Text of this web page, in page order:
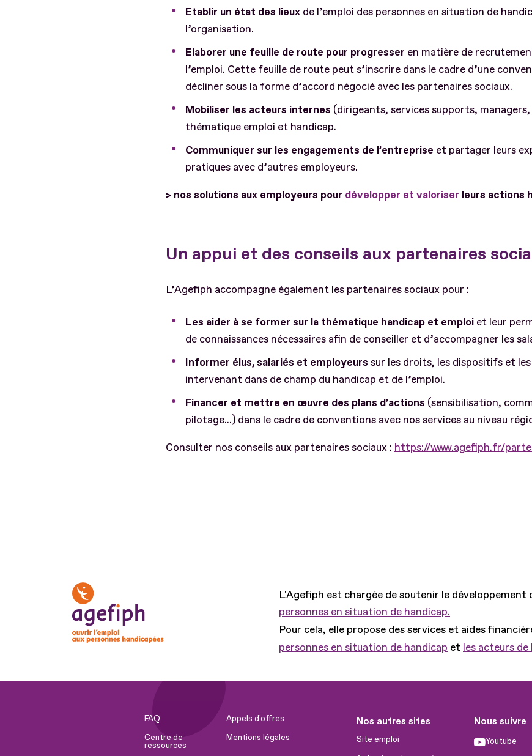
Etablir un état des lieuxde l’emploi des personnes en situation de
l’organisation.
Elaborer une feuille de route pour progresser en matière de
l’emploi. Cette feuille de route peut s’inscrire dans le cadre d’une
décliner sous la forme d’accord négocié avec les partenaires sociaux.
Mobiliser les acteurs internes (dirigeants, services supports, managers,
thématique emploi et handicap.
Communiquer sur les engagements de l’entreprise et partager leurs
pratiques avec d’autres employeurs.
> nos solutions aux employeurs pour développer et valoriser leurs actions
Un appui et des conseils aux partenaires
L’Agefiph accompagne également les partenaires sociaux pour :
Les aider à se former sur la thématique handicap et emploiet leur
de connaissances nécessaires afin de conseiller et d’accompagner les
Informer élus, salariés et employeurs sur les droits, les dispositifs et
intervenant dans de champ du handicap et de l’emploi.
Financer et mettre en œuvre des plans d’actions (sensibilisation,
pilotage...) dans le cadre de conventions avec nos services au niveau
Consulter nos conseils aux partenaires sociaux : https://www.agefiph.fr/
L'Agefiph est chargée de soutenir le développement
personnes en situation de handicap.
Pour cela, elle propose des services et aides
personnes en situation de handicap et les acteurs
FAQ
Appels d'offres
Centre de
ressources
Mentions légales
Nos autres sites
Site emploi
Nous suivre
Youtube